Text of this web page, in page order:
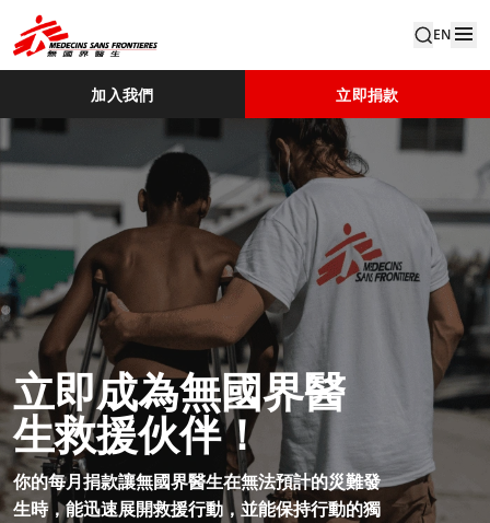
EN
加入我們 立即捐款
立即成為無國界醫
生救援伙伴！​
你的每月捐款讓無國界醫生在無法預計的災難發
生時，能迅速展開救援行動，並能保持行動的獨